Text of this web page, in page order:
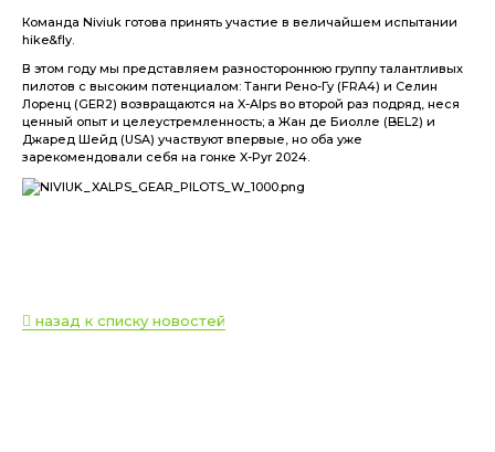
Команда Niviuk готова принять участие в величайшем испытании
hike&fly.
В этом году мы представляем разностороннюю группу талантливых
пилотов с высоким потенциалом: Танги Рено-Гу (FRA4) и Селин
Лоренц (GER2) возвращаются на X-Alps во второй раз подряд, неся
ценный опыт и целеустремленность; а Жан де Биолле (BEL2) и
Джаред Шейд (USA) участвуют впервые, но оба уже
зарекомендовали себя на гонке X-Pyr 2024.
назад к списку новостей